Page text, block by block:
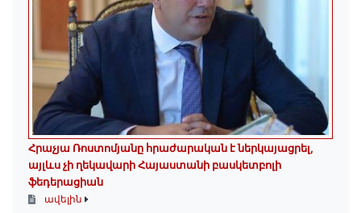
Հրաչյա Ռոստոմյանը հրաժարական է ներկայացրել,
այլևս չի ղեկավարի Հայաստանի բասկետբոլի
ֆեդերացիան
ավելին